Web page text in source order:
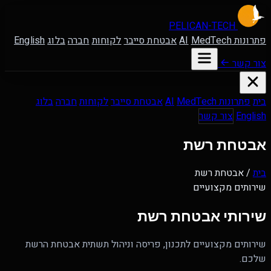
PELICAN-TECH
פתרונות AIMedTech אבטחת סייברלקוחותחברהבלוגEnglish
צור קשר
ביתפתרונות AIMedTech אבטחת סייברלקוחותחברהבלוג
English צור קשר
אבטחת רשת
בית /אבטחת רשת
שירותים מקצועיים
שירותי אבטחת רשת
שירותים מקצועיים לתכנון, פריסה וניהול תשתית אבטחת הרשת
שלכם.